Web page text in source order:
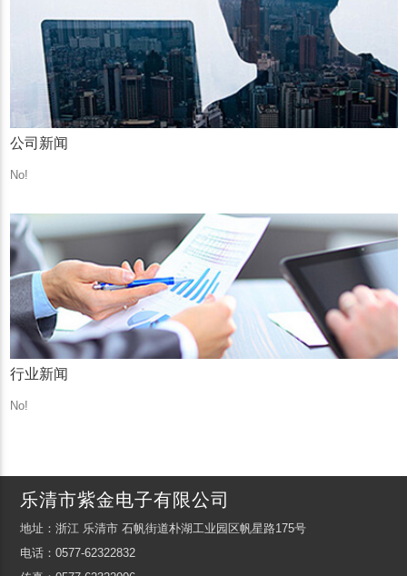
公司新闻
No!
行业新闻
No!
乐清市紫金电子有限公司
地址：浙江 乐清市 石帆街道朴湖工业园区帆星路175号
电话：0577-62322832